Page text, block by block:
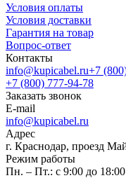
Условия оплаты
Условия доставки
Гарантия на товар
Вопрос-ответ
Контакты
info@kupicabel.ru+7
+7 (800) 777-94-78
Заказать звонок
E-mail
info@kupicabel.ru
Адрес
г. Краснодар, проезд
Режим работы
Пн. – Пт.: с 9:00 до 18:00